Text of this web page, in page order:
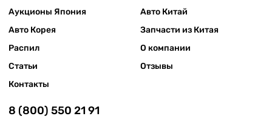
Аукционы Япония
Авто Китай
Авто Корея
Запчасти из Китая
Распил
О компании
Статьи
Отзывы
Контакты
8 (800) 550 21 91